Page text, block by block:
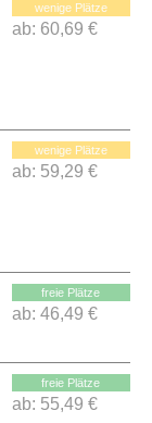
wenige Plätze
ab: 60,69 €
wenige Plätze
ab: 59,29 €
freie Plätze
ab: 46,49 €
freie Plätze
ab: 55,49 €